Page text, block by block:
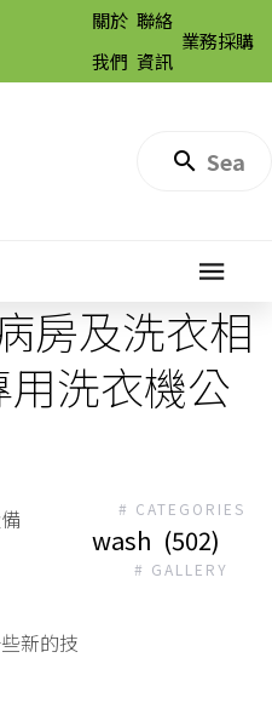
關於
我們
聯絡
資訊
業務採購
房及洗衣相
洗衣機公
新的技
# CATEGORIES
wash (502)
# GALLERY